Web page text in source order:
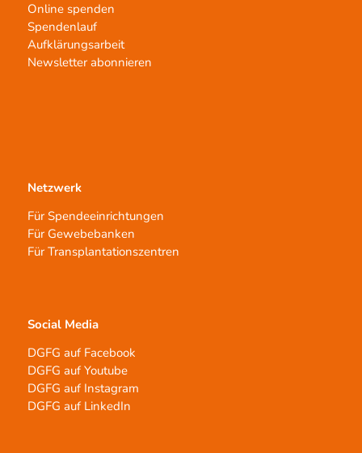
Online spenden
Spendenlauf
Aufklärungsarbeit
Newsletter abonnieren
Netzwerk
Für Spendeeinrichtungen
Für Gewebebanken
Für Transplantationszentren
Social Media
DGFG auf Facebook
DGFG auf Youtube
DGFG auf Instagram
DGFG auf LinkedIn